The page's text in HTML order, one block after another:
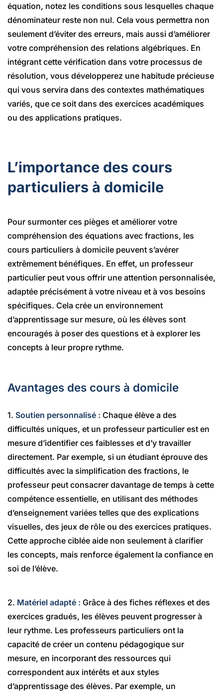
équation, notez les conditions sous lesquelles chaque
dénominateur reste non nul. Cela vous permettra non
seulement d’éviter des erreurs, mais aussi d’améliorer
votre compréhension des relations algébriques. En
intégrant cette vérification dans votre processus de
résolution, vous développerez une habitude précieuse
qui vous servira dans des contextes mathématiques
variés, que ce soit dans des exercices académiques
ou des applications pratiques.
L’importance des cours
particuliers à domicile
Pour surmonter ces pièges et améliorer votre
compréhension des équations avec fractions, les
cours particuliers à domicile peuvent s’avérer
extrêmement bénéfiques. En effet, un professeur
particulier peut vous offrir une attention personnalisée,
adaptée précisément à votre niveau et à vos besoins
spécifiques. Cela crée un environnement
d’apprentissage sur mesure, où les élèves sont
encouragés à poser des questions et à explorer les
concepts à leur propre rythme.
Avantages des cours à domicile
1. Soutien personnalisé : Chaque élève a des
difficultés uniques, et un professeur particulier est en
mesure d’identifier ces faiblesses et d’y travailler
directement. Par exemple, si un étudiant éprouve des
difficultés avec la simplification des fractions, le
professeur peut consacrer davantage de temps à cette
compétence essentielle, en utilisant des méthodes
d’enseignement variées telles que des explications
visuelles, des jeux de rôle ou des exercices pratiques.
Cette approche ciblée aide non seulement à clarifier
les concepts, mais renforce également la confiance en
soi de l’élève.
2. Matériel adapté : Grâce à des fiches réflexes et des
exercices gradués, les élèves peuvent progresser à
leur rythme. Les professeurs particuliers ont la
capacité de créer un contenu pédagogique sur
mesure, en incorporant des ressources qui
correspondent aux intérêts et aux styles
d’apprentissage des élèves. Par exemple, un